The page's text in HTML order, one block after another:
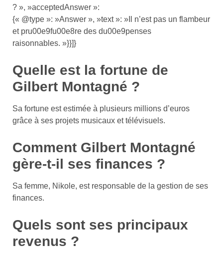
? », »acceptedAnswer »:
{« @type »: »Answer », »text »: »Il n’est pas un flambeur
et pru00e9fu00e8re des du00e9penses
raisonnables. »}}]}
Quelle est la fortune de
Gilbert Montagné ?
Sa fortune est estimée à plusieurs millions d’euros
grâce à ses projets musicaux et télévisuels.
Comment Gilbert Montagné
gère-t-il ses finances ?
Sa femme, Nikole, est responsable de la gestion de ses
finances.
Quels sont ses principaux
revenus ?